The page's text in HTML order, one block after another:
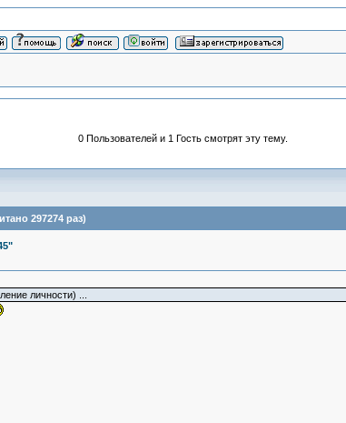
0 Пользователей и 1 Гость смотрят эту тему.
297274 раз)
личности) ...